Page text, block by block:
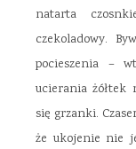
natarta
czekoladowy.
pocieszenia –
ucierania żółtek
się grzanki.
że ukojenie nie